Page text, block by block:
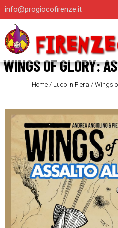
info@progiocofirenze.it
WINGS OF GLORY:
Home / Ludo in Fiera / Wings